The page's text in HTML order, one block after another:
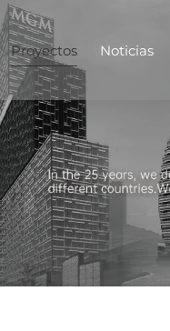
Proyectos Noticias